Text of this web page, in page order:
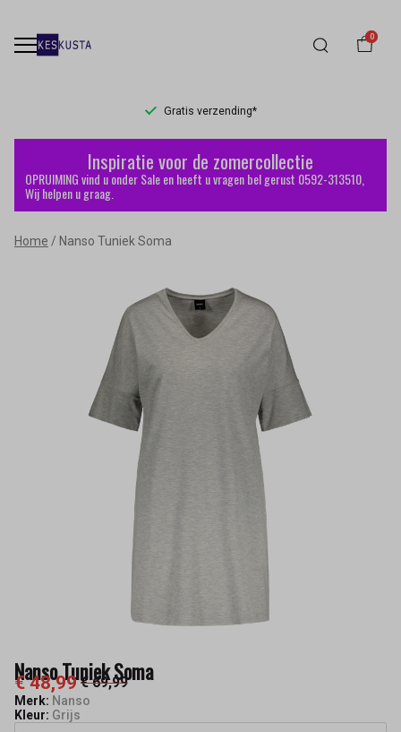
0
Gratis verzending*
Nanso
Tuniek
Soma
Inspiratie voor de zomercollectie
OPRUIMING vind u onder Sale en heeft u vragen bel gerust 0592-313510,
Wij helpen u graag.
Home Nanso Tuniek Soma
Nanso Tuniek Soma
€ 48,99 € 69,99
Merk: Nanso
Kleur: Grijs